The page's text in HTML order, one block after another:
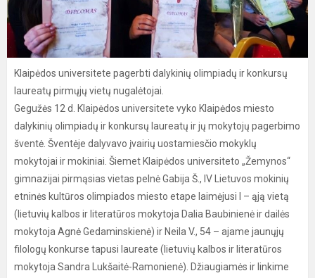
Klaipėdos universitete pagerbti dalykinių olimpiadų ir konkursų
laureatų pirmųjų vietų nugalėtojai.
Gegužės 12 d. Klaipėdos universitete vyko Klaipėdos miesto
dalykinių olimpiadų ir konkursų laureatų ir jų mokytojų pagerbimo
šventė. Šventėje dalyvavo įvairių uostamiesčio mokyklų
mokytojai ir mokiniai. Šiemet Klaipėdos universiteto „Žemynos“
gimnazijai pirmąsias vietas pelnė Gabija Š., IV Lietuvos mokinių
etninės kultūros olimpiados miesto etape laimėjusi I – ąją vietą
(lietuvių kalbos ir literatūros mokytoja Dalia Baubinienė ir dailės
mokytoja Agnė Gedaminskienė) ir Neila V., 54 – ajame jaunųjų
filologų konkurse tapusi laureate (lietuvių kalbos ir literatūros
mokytoja Sandra Lukšaitė-Ramonienė). Džiaugiamės ir linkime